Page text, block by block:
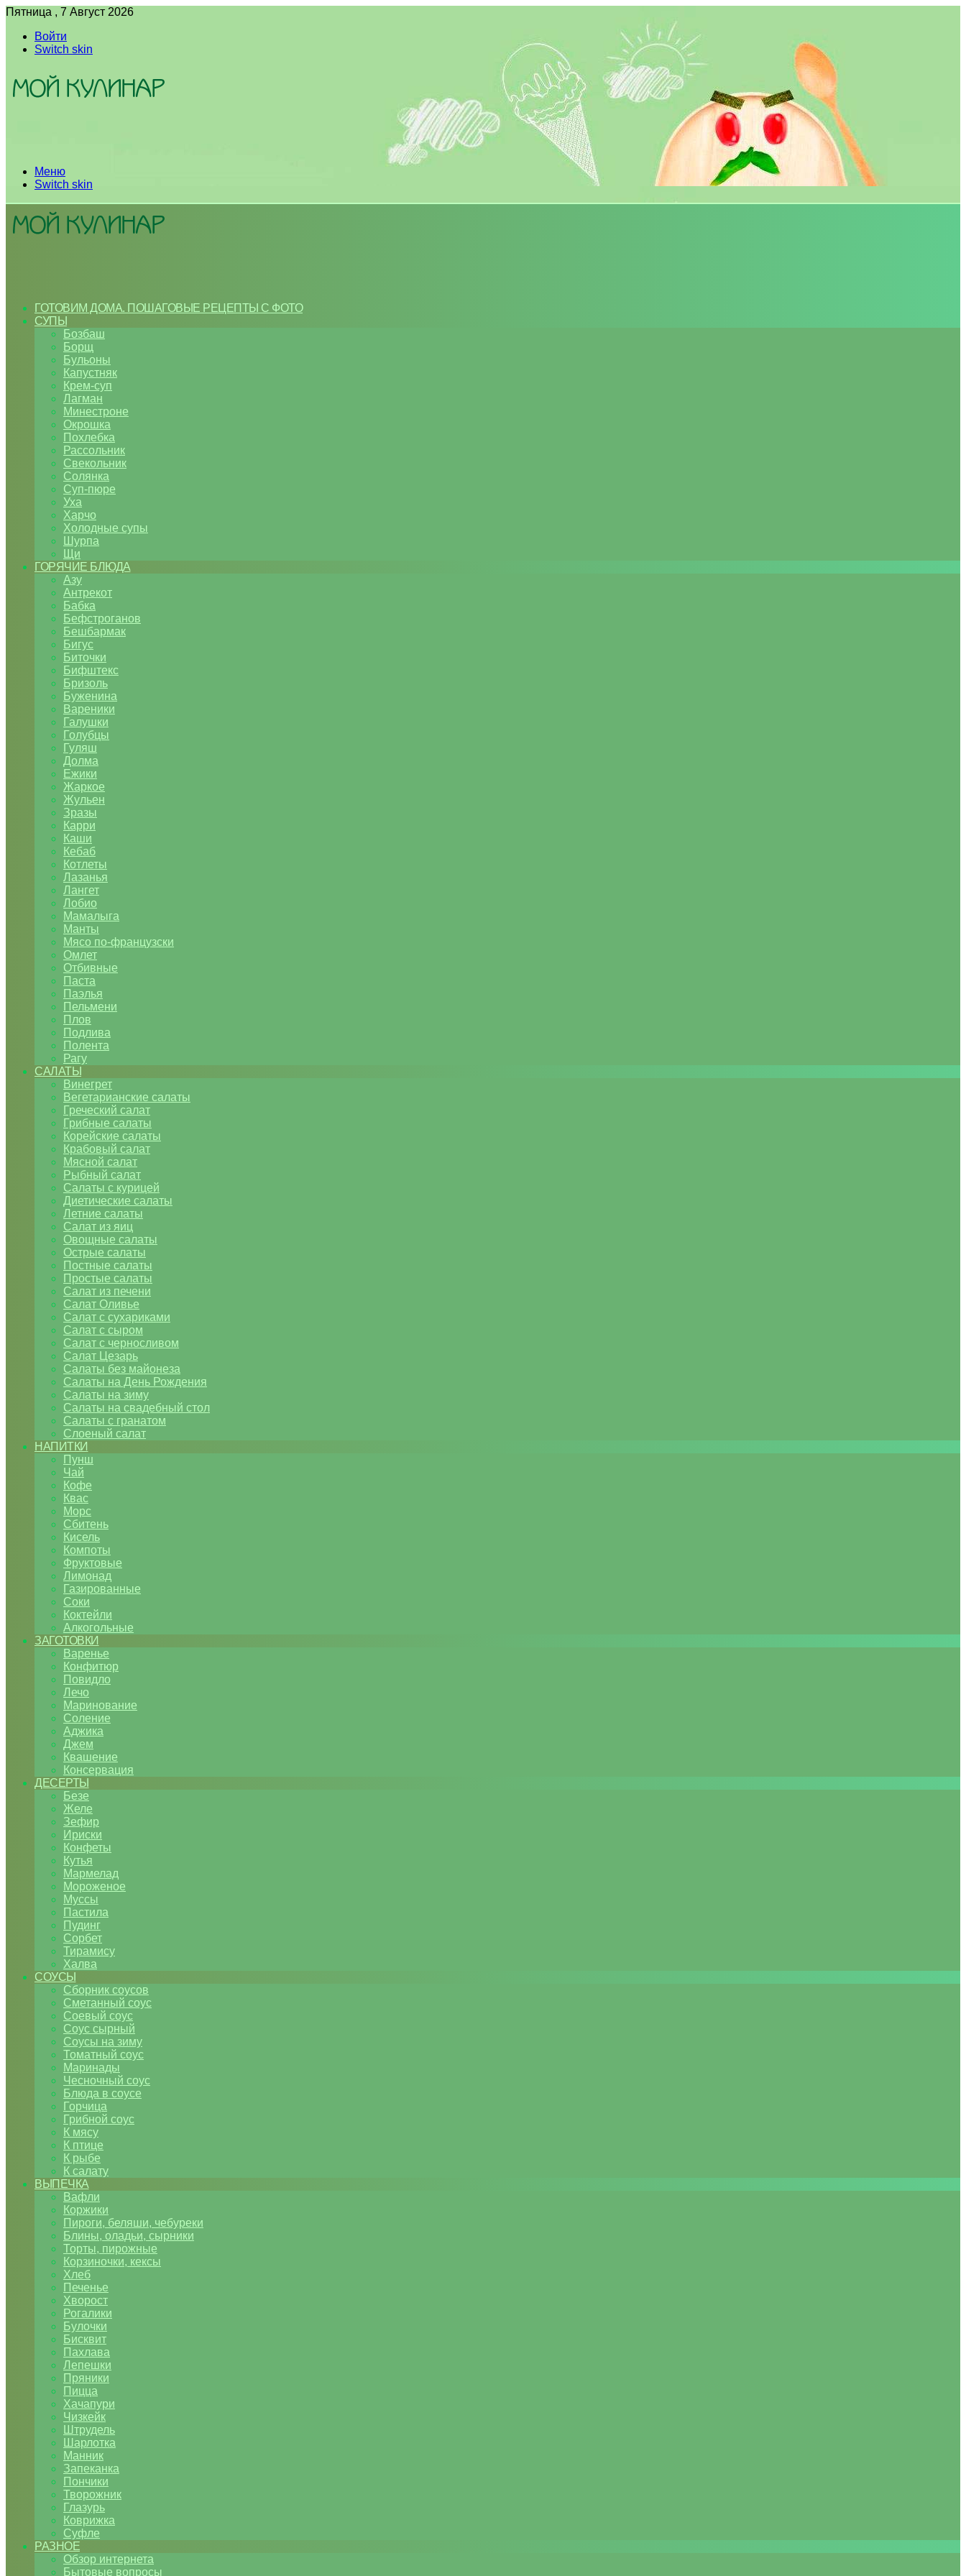
Пятница , 7 Август 2026
Войти
Switch skin
Меню
Switch skin
ГОТОВИМ ДОМА. ПОШАГОВЫЕ РЕЦЕПТЫ С ФОТО
СУПЫ
Бозбаш
Борщ
Бульоны
Капустняк
Крем-суп
Лагман
Минестроне
Окрошка
Похлебка
Рассольник
Свекольник
Солянка
Суп-пюре
Уха
Харчо
Холодные супы
Шурпа
Щи
ГОРЯЧИЕ БЛЮДА
Азу
Антрекот
Бабка
Бефстроганов
Бешбармак
Бигус
Биточки
Бифштекс
Бризоль
Буженина
Вареники
Галушки
Голубцы
Гуляш
Долма
Ежики
Жаркое
Жульен
Зразы
Карри
Каши
Кебаб
Котлеты
Лазанья
Лангет
Лобио
Мамалыга
Манты
Мясо по-французски
Омлет
Отбивные
Паста
Паэлья
Пельмени
Плов
Подлива
Полента
Рагу
САЛАТЫ
Винегрет
Вегетарианские салаты
Греческий салат
Грибные салаты
Корейские салаты
Крабовый салат
Мясной салат
Рыбный салат
Салаты с курицей
Диетические салаты
Летние салаты
Салат из яиц
Овощные салаты
Острые салаты
Постные салаты
Простые салаты
Салат из печени
Салат Оливье
Салат с сухариками
Салат с сыром
Салат с черносливом
Салат Цезарь
Салаты без майонеза
Салаты на День Рождения
Салаты на зиму
Салаты на свадебный стол
Салаты с гранатом
Слоеный салат
НАПИТКИ
Пунш
Чай
Кофе
Квас
Морс
Сбитень
Кисель
Компоты
Фруктовые
Лимонад
Газированные
Соки
Коктейли
Алкогольные
ЗАГОТОВКИ
Варенье
Конфитюр
Повидло
Лечо
Маринование
Соление
Аджика
Джем
Квашение
Консервация
ДЕСЕРТЫ
Безе
Желе
Зефир
Ириски
Конфеты
Кутья
Мармелад
Мороженое
Муссы
Пастила
Пудинг
Сорбет
Тирамису
Халва
СОУСЫ
Сборник соусов
Сметанный соус
Соевый соус
Соус сырный
Соусы на зиму
Томатный соус
Маринады
Чесночный соус
Блюда в соусе
Горчица
Грибной соус
К мясу
К птице
К рыбе
К салату
ВЫПЕЧКА
Вафли
Коржики
Пироги, беляши, чебуреки
Блины, оладьи, сырники
Торты, пирожные
Корзиночки, кексы
Хлеб
Печенье
Хворост
Рогалики
Булочки
Бисквит
Пахлава
Лепешки
Пряники
Пицца
Хачапури
Чизкейк
Штрудель
Шарлотка
Манник
Запеканка
Пончики
Творожник
Глазурь
Коврижка
Суфле
РАЗНОЕ
Обзор интернета
Бытовые вопросы